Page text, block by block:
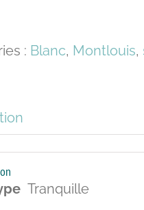
: Blanc, Montlouis,
Tranquille